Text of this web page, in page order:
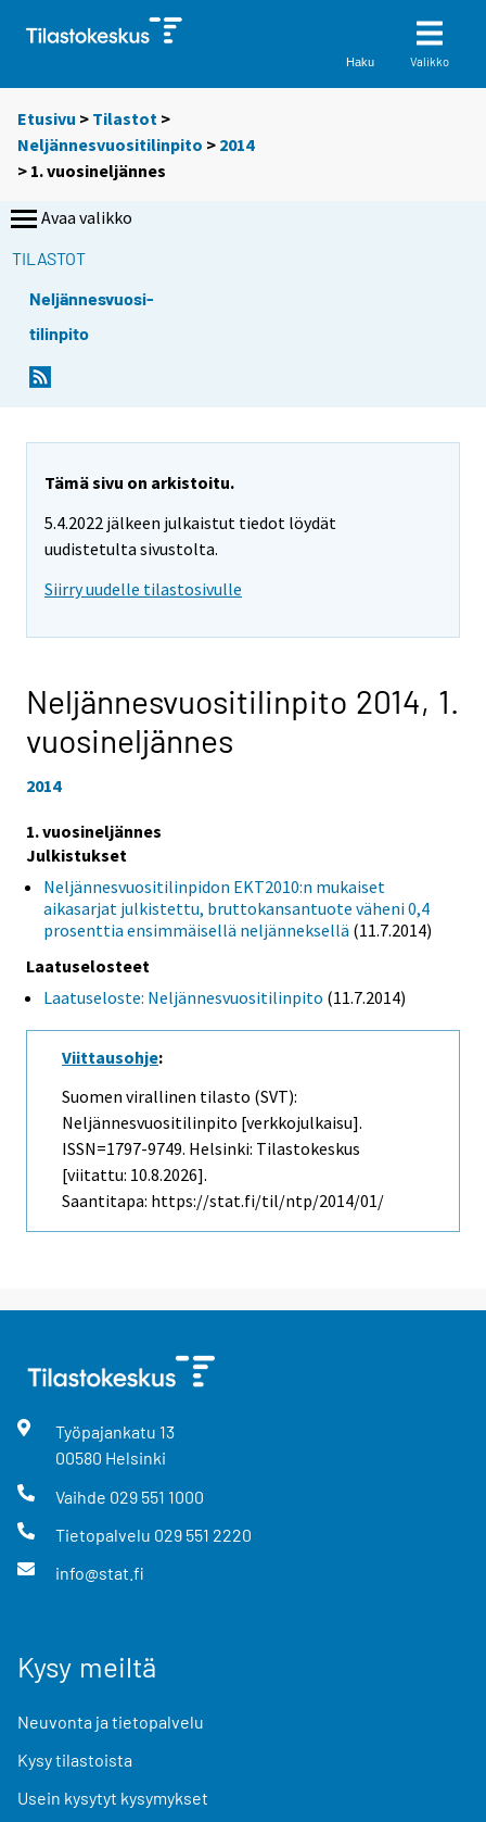
Haku Valikko
Etusivu > Tilastot >
Neljännesvuositilinpito > 2014
> 1. vuosineljännes
Avaa valikko
TILASTOT
Neljännesvuosi-
tilinpito
Tämä sivu on arkistoitu.
5.4.2022 jälkeen julkaistut tiedot löydät
uudistetulta sivustolta.
Siirry uudelle tilastosivulle
Neljännesvuositilinpito 2014, 1.
vuosineljännes
2014
1. vuosineljännes
Julkistukset
Neljännesvuositilinpidon EKT2010:n mukaiset
aikasarjat julkistettu, bruttokansantuote väheni 0,4
prosenttia ensimmäisellä neljänneksellä (11.7.2014)
Laatuselosteet
Laatuseloste: Neljännesvuositilinpito (11.7.2014)
Viittausohje:
Suomen virallinen tilasto (SVT):
Neljännesvuositilinpito [verkkojulkaisu].
ISSN=1797-9749. Helsinki: Tilastokeskus
[viitattu: 10.8.2026].
Saantitapa: https://stat.fi/til/ntp/2014/01/
Työpajankatu 13
00580 Helsinki
Vaihde 029 551 1000
Tietopalvelu 029 551 2220
info@stat.fi
Kysy meiltä
Neuvonta ja tietopalvelu
Kysy tilastoista
Usein kysytyt kysymykset